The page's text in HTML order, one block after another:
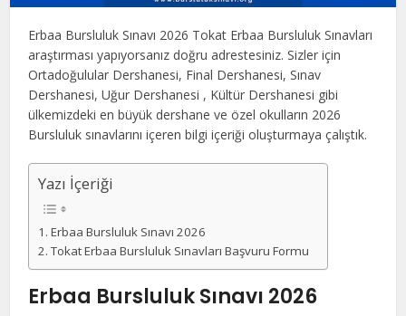
Erbaa Bursluluk Sınavı 2026 Tokat Erbaa Bursluluk Sınavları
araştırması yapıyorsanız doğru adrestesiniz. Sizler için
Ortadoğulular Dershanesi, Final Dershanesi, Sınav
Dershanesi, Uğur Dershanesi , Kültür Dershanesi gibi
ülkemizdeki en büyük dershane ve özel okulların 2026
Bursluluk sınavlarını içeren bilgi içeriği oluşturmaya çalıştık.
Yazı İçeriği
Erbaa Bursluluk Sınavı 2026
Tokat Erbaa Bursluluk Sınavları Başvuru Formu
Erbaa Bursluluk Sınavı 2026